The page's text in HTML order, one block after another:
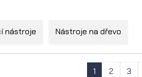
nástroje Nástroje na dřevo
1 2 3